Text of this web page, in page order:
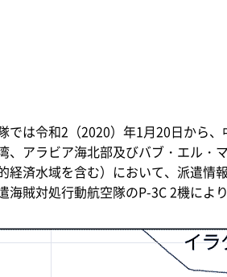
では令和2（2020）年1月20日から
、アラビア海北部及びバブ・エル・
経済水域を含む）において、派遣
海賊対処行動航空隊のP-3C 2機によ